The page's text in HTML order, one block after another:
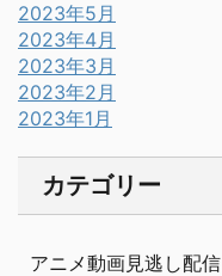
2023年5月
2023年4月
2023年3月
2023年2月
2023年1月
カテゴリー
アニメ動画見逃し配信